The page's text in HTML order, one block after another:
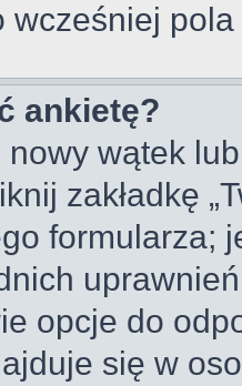
wcześniej
ankietę?
nowy wątek
zakładkę
formularza;
opcje do
się w